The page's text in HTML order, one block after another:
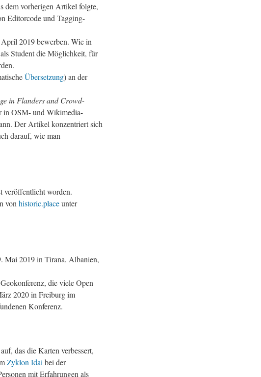
dem vorherigen Artikel folgte,
Editorcode und Tagging-
2019 bewerben. Wie in
Student die Möglichkeit, für
Übersetzung) an der
in Flanders and Crowd-
in OSM- und Wikimedia-
Der Artikel konzentriert sich
darauf, wie man
veröffentlicht worden.
von historic.placeunter
Mai 2019 in Tirana, Albanien,
die viele Open
2020 in Freiburg im
Konferenz.
das die Karten verbessert,
Zyklon Idai bei der
mit Erfahrungen als